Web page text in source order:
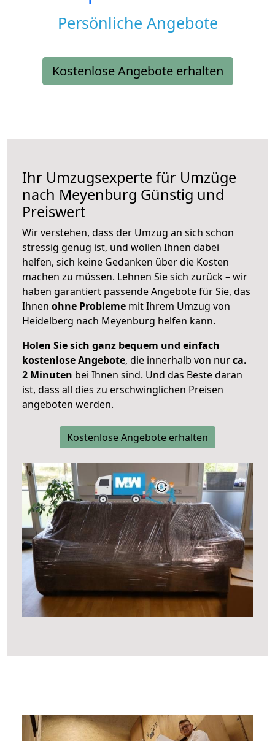
Persönliche Angebote
Kostenlose Angebote erhalten
Ihr Umzugsexperte für Umzüge
nach Meyenburg Günstig und
Preiswert
Wir verstehen, dass der Umzug an sich schon
stressig genug ist, und wollen Ihnen dabei
helfen, sich keine Gedanken über die Kosten
machen zu müssen. Lehnen Sie sich zurück – wir
haben garantiert passende Angebote für Sie, das
Ihnen ohne Probleme mit Ihrem Umzug von
Heidelberg nach Meyenburg helfen kann.
Holen Sie sich ganz bequem und einfach
kostenlose Angebote, die innerhalb von nurca.
2 Minuten bei Ihnen sind. Und das Beste daran
ist, dass all dies zu erschwinglichen Preisen
angeboten werden.
Kostenlose Angebote erhalten